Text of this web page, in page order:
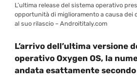
L’ultima release del sistema operativo
opportunità di miglioramento a causa dei
al suo rilascio – Androititaly.com
L’arrivo dell’ultima versione
operativo Oxygen OS, la
andata esattamente